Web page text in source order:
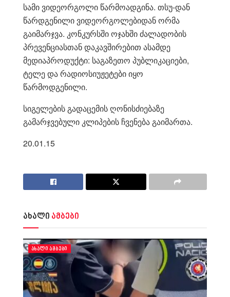
სამი ვიდეორგოლი წარმოადგინა. თსუ-დან
წარდგენილი ვიდეორგოლებიდან ორმა
გაიმარჯვა. კონკურსში ოჯახში ძალადობის
პრევენციასთან დაკავშირებით ასამდე
მედიაპროდუქტი: საგაზეთო პუბლიკაციები,
ტელე და რადიოსიუჟეტები იყო
წარმოდგენილი.
სიგელების გადაცემის ღონისძიებაზე
გამარჯვებული კლიპების ჩვენება გაიმართა.
20.01.15
ახალი ამბები
ᲐᲮᲐᲚᲘ ᲐᲛᲑᲔᲑᲘ